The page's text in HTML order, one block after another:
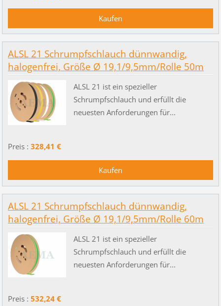
ALSL 21 Schrumpfschlauch dünnwandig,
halogenfrei, Größe Ø 19,1/9,5mm/Rolle 50m
ALSL 21 ist ein spezieller
Schrumpfschlauch und erfüllt die
neuesten Anforderungen für...
Preis : 328,41 €
ALSL 21 Schrumpfschlauch dünnwandig,
halogenfrei, Größe Ø 19,1/9,5mm/Rolle 60m
ALSL 21 ist ein spezieller
Schrumpfschlauch und erfüllt die
neuesten Anforderungen für...
Preis : 532,24 €